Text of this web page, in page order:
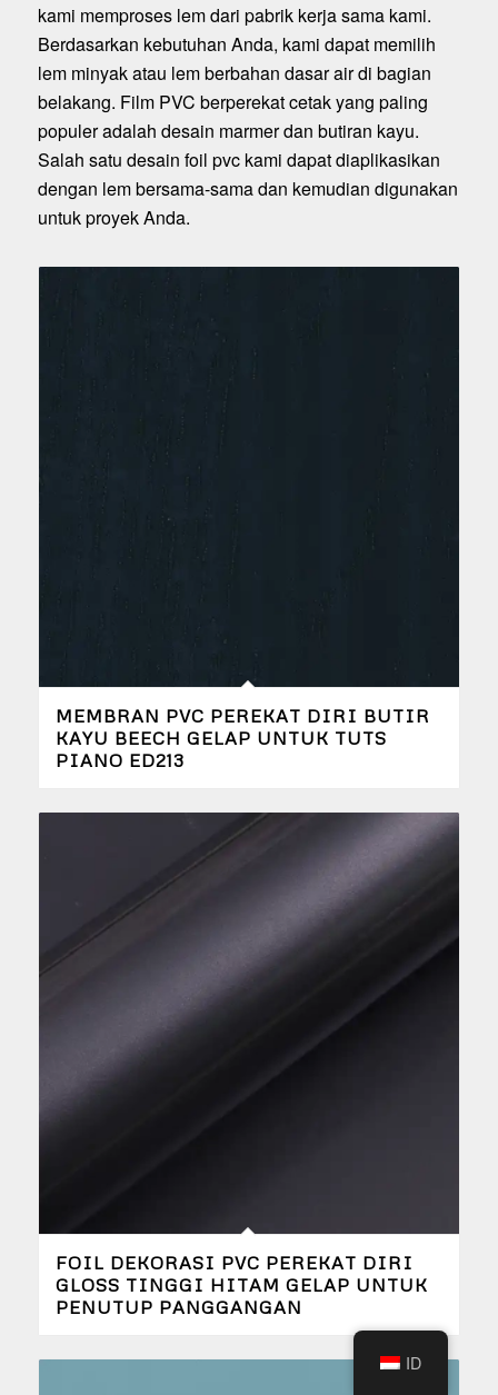
kami memproses lem dari pabrik kerja sama kami.
Berdasarkan kebutuhan Anda, kami dapat memilih
lem minyak atau lem berbahan dasar air di bagian
belakang. Film PVC berperekat cetak yang paling
populer adalah desain marmer dan butiran kayu.
Salah satu desain foil pvc kami dapat diaplikasikan
dengan lem bersama-sama dan kemudian digunakan
untuk proyek Anda.
MEMBRAN PVC PEREKAT DIRI BUTIR
KAYU BEECH GELAP UNTUK TUTS
PIANO ED213
FOIL DEKORASI PVC PEREKAT DIRI
GLOSS TINGGI HITAM GELAP UNTUK
PENUTUP PANGGANGAN
ID